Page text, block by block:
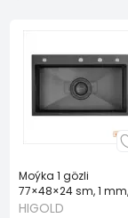
Moýka 1 gözli
77×48×24 sm, 1 mm,
komplekt gara
HIGOLD